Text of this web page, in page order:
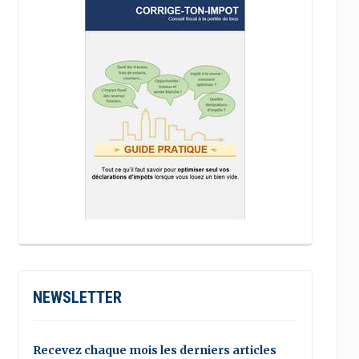
NEWSLETTER
Recevez chaque mois les derniers articles